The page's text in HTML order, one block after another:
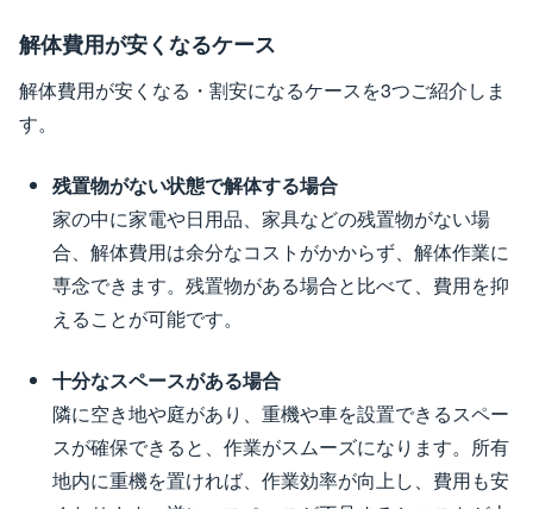
解体費用が安くなるケース
解体費用が安くなる・割安になるケースを3つご紹介しま
す。
残置物がない状態で解体する場合
家の中に家電や日用品、家具などの残置物がない場
合、解体費用は余分なコストがかからず、解体作業に
専念できます。残置物がある場合と比べて、費用を抑
えることが可能です。
十分なスペースがある場合
隣に空き地や庭があり、重機や車を設置できるスペー
スが確保できると、作業がスムーズになります。所有
地内に重機を置ければ、作業効率が向上し、費用も安